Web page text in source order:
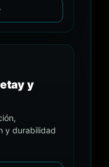
y
y durabilidad